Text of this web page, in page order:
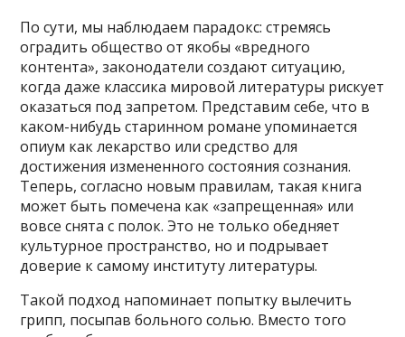
По сути, мы наблюдаем парадокс: стремясь
оградить общество от якобы «вредного
контента», законодатели создают ситуацию,
когда даже классика мировой литературы рискует
оказаться под запретом. Представим себе, что в
каком-нибудь старинном романе упоминается
опиум как лекарство или средство для
достижения измененного состояния сознания.
Теперь, согласно новым правилам, такая книга
может быть помечена как «запрещенная» или
вовсе снята с полок. Это не только обедняет
культурное пространство, но и подрывает
доверие к самому институту литературы.
Такой подход напоминает попытку вылечить
грипп, посыпав больного солью. Вместо того